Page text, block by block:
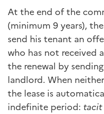
At the end of the
(minimum 9 years),
send his tenant an
who has not received
the renewal by
landlord. When
the lease is
indefinite period: tacit